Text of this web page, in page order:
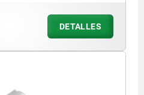
DETALLES